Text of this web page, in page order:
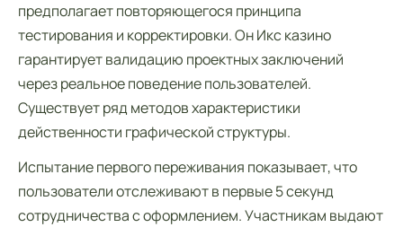
предполагает повторяющегося принципа
тестирования и корректировки. Он Икс казино
гарантирует валидацию проектных заключений
через реальное поведение пользователей.
Существует ряд методов характеристики
действенности графической структуры.
Испытание первого переживания показывает, что
пользователи отслеживают в первые 5 секунд
сотрудничества с оформлением. Участникам выдают